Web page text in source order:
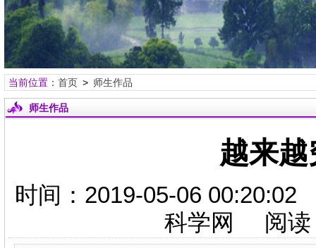
当前位置： 首页> 师生作品
师生作品
越来
时间：2019-05-06
科学网 阅读